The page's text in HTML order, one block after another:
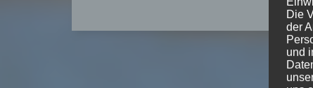
Die
der
und